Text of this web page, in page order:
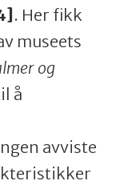
. Her fikk
museets
og
å
avviste